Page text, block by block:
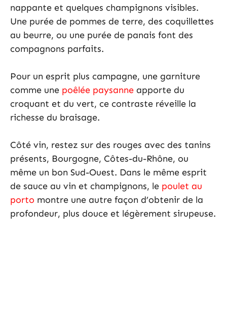
nappante et quelques champignons visibles.
Une purée de pommes de terre, des coquillettes
au beurre, ou une purée de panais font des
compagnons parfaits.
Pour un esprit plus campagne, une garniture
comme une poêlée paysanne apporte du
croquant et du vert, ce contraste réveille la
richesse du braisage.
Côté vin, restez sur des rouges avec des tanins
présents, Bourgogne, Côtes-du-Rhône, ou
même un bon Sud-Ouest. Dans le même esprit
de sauce au vin et champignons, le poulet au
porto montre une autre façon d’obtenir de la
profondeur, plus douce et légèrement sirupeuse.